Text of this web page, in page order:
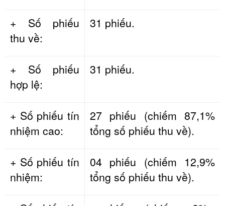
+ Số phiếu
thu về:
31 phiếu.
+ Số phiếu
hợp lệ:
31 phiếu.
+ Số phiếu tín
nhiệm cao:
27 phiếu (chiếm 87,1%
tổng số phiếu thu về).
+ Số phiếu tín
nhiệm:
04 phiếu (chiếm 12,9%
tổng số phiếu thu về).